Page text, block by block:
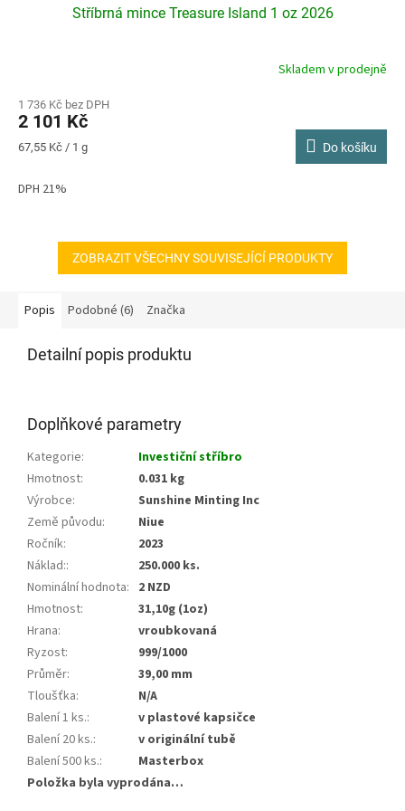
Stříbrná mince Treasure Island 1 oz 2026
Skladem v prodejně
1 736 Kč bez DPH
2 101 Kč
Měrná
67,55 Kč / 1 g Do košíku
DPH 21%
ZOBRAZIT VŠECHNY SOUVISEJÍCÍ PRODUKTY
Popis Podobné (6) Značka
Detailní popis produktu
Doplňkové parametry
Kategorie:
Investiční stříbro
Hmotnost:
0.031 kg
Výrobce:
Sunshine Minting Inc
Země původu:
Niue
Ročník:
2023
Náklad::
250.000 ks.
Nominální hodnota: 2 NZD
Hmotnost:
31,10g (1oz)
Hrana:
vroubkovaná
Ryzost:
999/1000
Průměr:
39,00 mm
Tloušťka:
N/A
Balení 1 ks.:
v plastové kapsičce
Balení 20 ks.:
v originální tubě
Balení 500 ks.:
Masterbox
Položka byla vyprodána…